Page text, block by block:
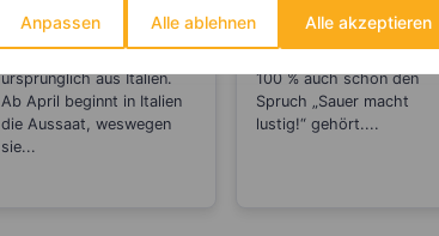
Anpassen Alle ablehnen Alle akzeptieren
perfekte Gemüse
zum Abnehmen
ursprünglich aus Italien.
Ab April beginnt in Italien
die Aussaat, weswegen
sie...
oder basisch?
100 % auch schon den
Spruch „Sauer macht
lustig!“ gehört....